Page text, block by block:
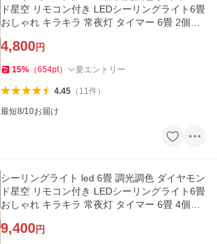
ド星空 リモコン付き LEDシーリングライト6畳
おしゃれ キラキラ 常夜灯 タイマー 6畳 2個セ
4,800円
15% （654pt） 要エントリー
4.45（ 11 件）
最短8/10お届け
シーリングライト led 6畳 調光調色 ダイヤモン
ド星空 リモコン付き LEDシーリングライト6畳
おしゃれ キラキラ 常夜灯 タイマー 6畳 4個セ
9,400円